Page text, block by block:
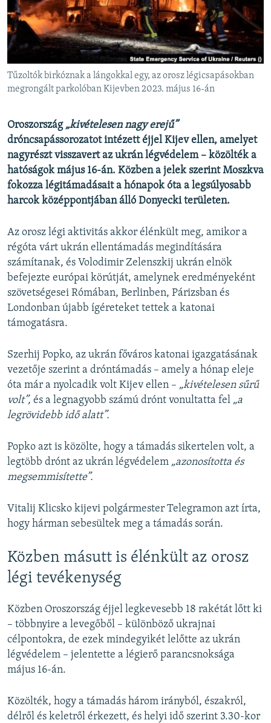
EURÓPAI UNIÓ
VILÁG
KLÍMAVÁLTOZÁS
A MÚLT TANULSÁGAI
Valamennyi RFE/RL weboldal
Tűzoltók birkóznak a lángokkal egy, az orosz légicsapásokban
megrongált parkolóban Kijevben 2023. május 16-án
Oroszország „kivételesen nagy erejű”
dróncsapássorozatot intézett éjjel Kijev ellen, amelyet
nagyrészt visszavert az ukrán légvédelem – közölték a
hatóságok május 16-án. Közben a jelek szerint Moszkva
fokozza légitámadásait a hónapok óta a legsúlyosabb
harcok középpontjában álló Donyecki területen.
Az orosz légi aktivitás akkor élénkült meg, amikor a
régóta várt ukrán ellentámadás megindítására
számítanak, és Volodimir Zelenszkij ukrán elnök
befejezte európai körútját, amelynek eredményeként
szövetségesei Rómában, Berlinben, Párizsban és
Londonban újabb ígéreteket tettek a katonai
támogatásra.
Szerhij Popko, az ukrán főváros katonai igazgatásának
vezetője szerint a dróntámadás – amely a hónap eleje
óta már a nyolcadik volt Kijev ellen – „kivételesen sűrű
volt”, és a legnagyobb számú drónt vonultatta fel „a
legrövidebb idő alatt”.
Popko azt is közölte, hogy a támadás sikertelen volt, a
legtöbb drónt az ukrán légvédelem „azonosította és
megsemmisítette”.
Vitalij Klicsko kijevi polgármester Telegramon azt írta,
hogy hárman sebesültek meg a támadás során.
Közben másutt is élénkült az orosz
légi tevékenység
Közben Oroszország éjjel legkevesebb 18 rakétát lőtt ki
– többnyire a levegőből – különböző ukrajnai
célpontokra, de ezek mindegyikét lelőtte az ukrán
légvédelem – jelentette a légierő parancsnoksága
május 16-án.
Közölték, hogy a támadás három irányból, északról,
délről és keletről érkezett, és helyi idő szerint 3.30-kor